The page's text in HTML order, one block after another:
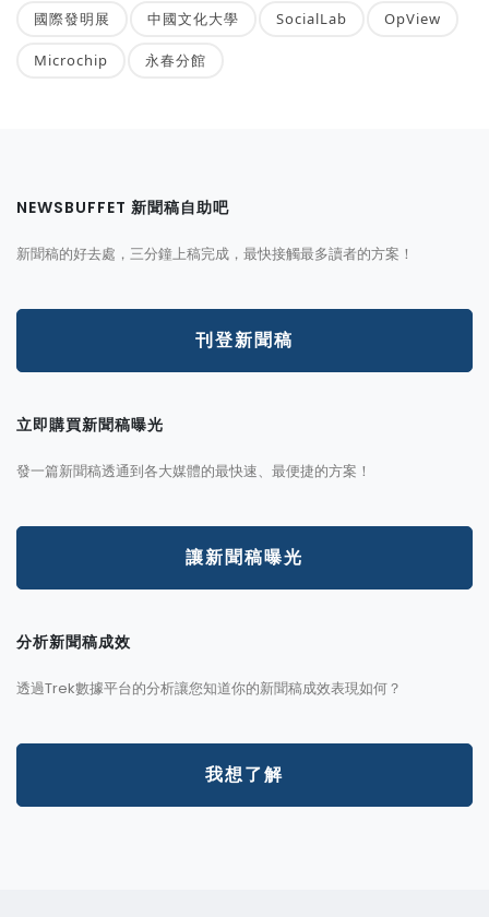
國際發明展 中國文化大學 SocialLab OpView
Microchip 永春分館
NEWSBUFFET 新聞稿自助吧
新聞稿的好去處，三分鐘上稿完成，最快接觸最多讀者的方案！
刊登新聞稿
立即購買新聞稿曝光
發一篇新聞稿透通到各大媒體的最快速、最便捷的方案！
讓新聞稿曝光
分析新聞稿成效
透過Trek數據平台的分析讓您知道你的新聞稿成效表現如何？
我想了解